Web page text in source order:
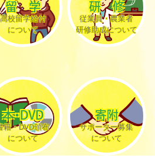
留学
高校留学給付
について
研修
従業員・農業者
研修助成について
本・DVD
籍・DVD頒布
について
寄附
サポーター募集
について